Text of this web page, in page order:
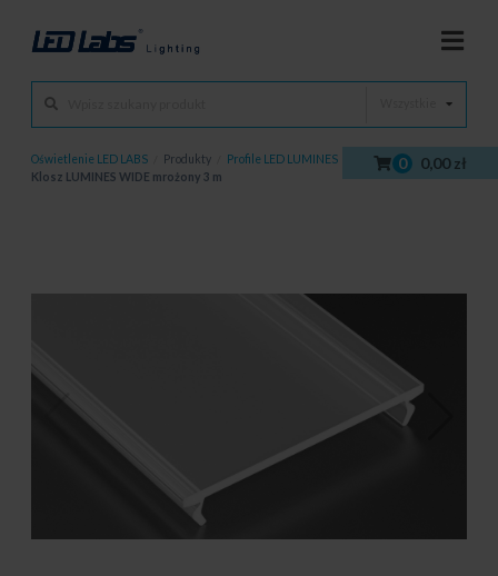
0 0,00 zł
Oświetlenie LED LABS Produkty Profile LED LUMINES Klosze /
Klosz LUMINES WIDE mrożony 3 m